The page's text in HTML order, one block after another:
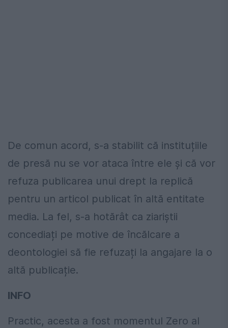
De comun acord, s-a stabilit că instituțiile
de presă nu se vor ataca între ele și că vor
refuza publicarea unui drept la replică
pentru un articol publicat în altă entitate
media. La fel, s-a hotărât ca ziariștii
concediați pe motive de încălcare a
deontologiei să fie refuzați la angajare la o
altă publicație.
INFO
Practic, acesta a fost momentul Zero al